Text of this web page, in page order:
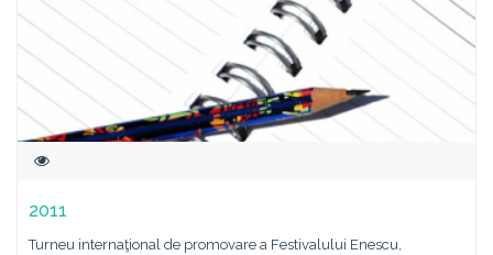
2011
Turneu internaţional de promovare a Festivalului Enescu,